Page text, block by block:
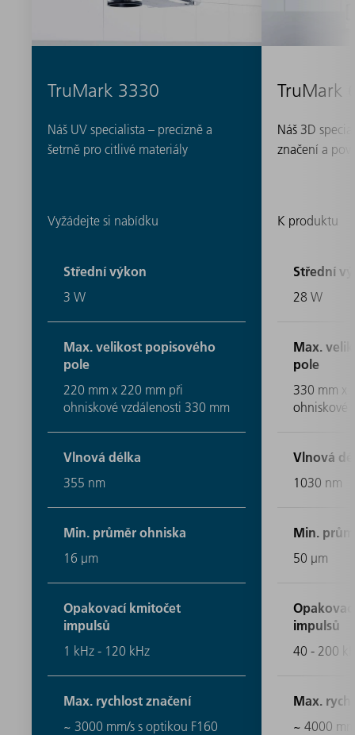
TruMark 3330
Náš UV specialista – precizně a
šetrně pro citlivé materiály
Vyžádejte si nabídku
Střední výkon
3 W
Max. velikost popisového
pole
220 mm x 220 mm při
ohniskové vzdálenosti 330 mm
Vlnová délka
355 nm
Min. průměr ohniska
16 μm
Opakovací kmitočet
impulsů
1 kHz - 120 kHz
Max. rychlost značení
~ 3000 mm/s s optikou F160
TruMark
Náš 3D
značení a
K produktu
Střední
28 W
Max.
pole
330 mm x
ohniskové
Vlnová
1030 nm
Min.
50 μm
impulsů
40 - 200
Max.
~ 4000